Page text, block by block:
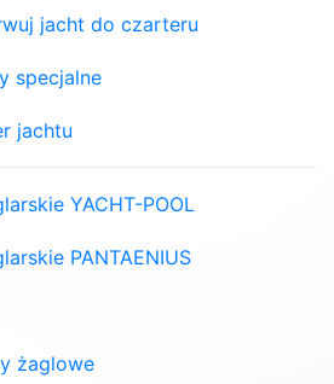
jacht do czarteru
specjalne
jachtu
YACHT-POOL
PANTAENIUS
żaglowe